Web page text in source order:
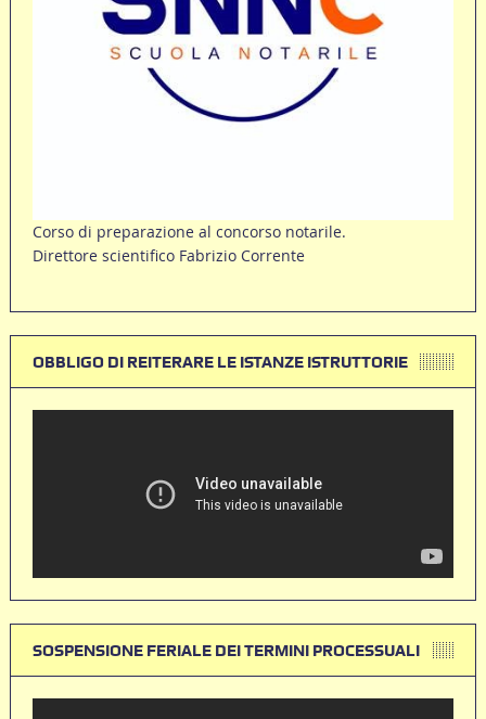
Corso di preparazione al concorso notarile.
Direttore scientifico Fabrizio Corrente
OBBLIGO DI REITERARE LE ISTANZE ISTRUTTORIE
SOSPENSIONE FERIALE DEI TERMINI PROCESSUALI